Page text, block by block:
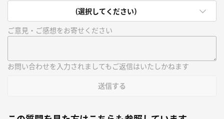
(選択してください)
ご意見・ご感想をお寄せください
お問い合わせを入力されましてもご返信はいたしかねます
送信する